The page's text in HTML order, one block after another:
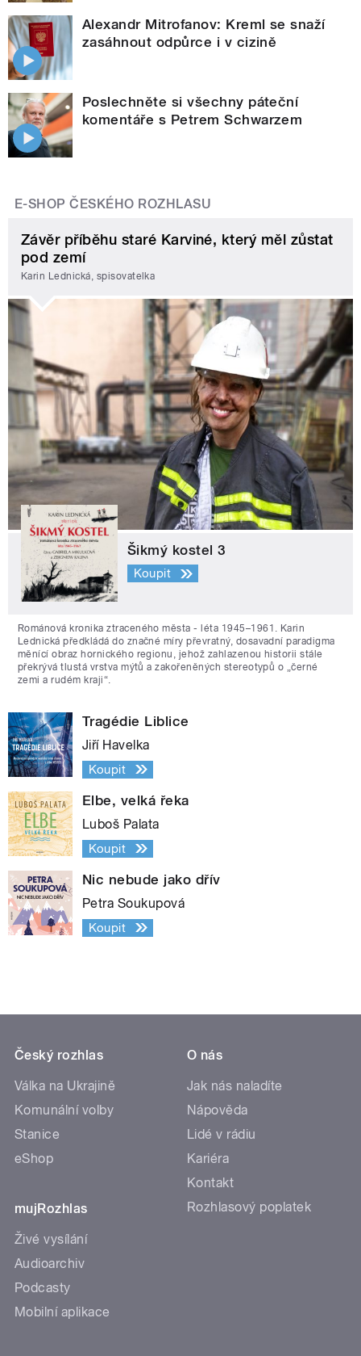
Alexandr Mitrofanov: Kreml se snaží
zasáhnout odpůrce i v cizině
Poslechněte si všechny páteční
komentáře s Petrem Schwarzem
E-SHOP ČESKÉHO ROZHLASU
Závěr příběhu staré Karviné, který měl zůstat
pod zemí
Karin Lednická, spisovatelka
Šikmý kostel 3
Koupit
Románová kronika ztraceného města - léta 1945–1961. Karin
Lednická předkládá do značné míry převratný, dosavadní paradigma
měnící obraz hornického regionu, jehož zahlazenou historii stále
překrývá tlustá vrstva mýtů a zakořeněných stereotypů o „černé
zemi a rudém kraji“.
Tragédie Liblice
Jiří Havelka
Koupit
Elbe, velká řeka
Luboš Palata
Koupit
Nic nebude jako dřív
Petra Soukupová
Koupit
Český rozhlas
Válka na Ukrajině
Komunální volby
Stanice
eShop
mujRozhlas
Živé vysílání
Audioarchiv
Podcasty
Mobilní aplikace
O nás
Jak nás naladíte
Nápověda
Lidé v rádiu
Kariéra
Kontakt
Rozhlasový poplatek